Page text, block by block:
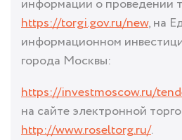
информации о проведении
https://torgi.gov.ru/new, на
информационном
города Москвы:
https://investmoscow.ru/
на сайте электронной
http://www.roseltorg.ru/.